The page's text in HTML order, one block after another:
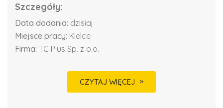
Szczegóły:
Data dodania: dzisiaj
Miejsce pracy: Kielce
Firma: TG Plus Sp. z o.o.
CZYTAJ WIĘCEJ